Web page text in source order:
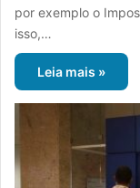
por exemplo o
isso,…
Leia mais »